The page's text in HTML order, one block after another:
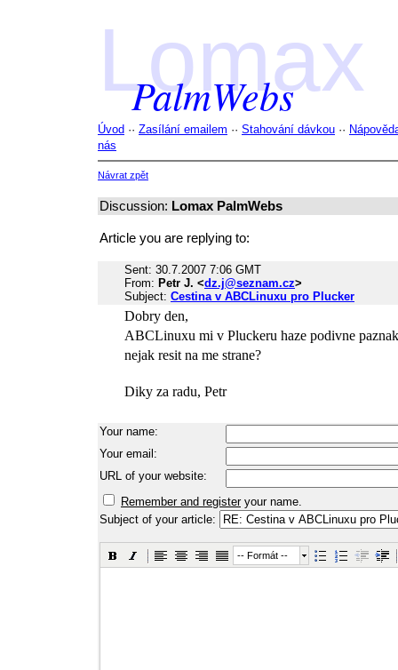
Lomax
PalmWebs
Úvod ·· Zasílání emailem ·· Stahování dávkou ··
nás
Návrat zpět
Discussion: Lomax PalmWebs
Article you are replying to:
Sent: 30.7.2007 7:06 GMT
From: Petr J. <dz.j@seznam.cz>
Subject: Cestina v ABCLinuxu pro Plucker
Dobry den,
ABCLinuxu mi v Pluckeru haze podivne
nejak resit na me strane?
Diky za radu, Petr
Your name:
Your email:
URL of your website:
Remember and registeryour name.
Subject of your article:
-- Formát --